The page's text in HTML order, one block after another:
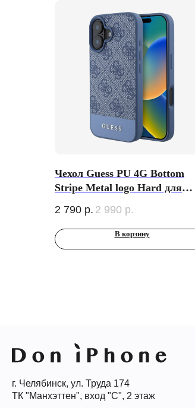
Чехол Guess PU 4G Bottom
Stripe Metal logo Hard для
2 790 р. 2 990 р.
В корзину
г. Челябинск, ул. Труда 174
ТК "Манхэттен", вход "С", 2 этаж